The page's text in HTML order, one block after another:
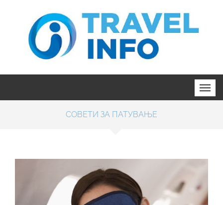
СОВЕТИ ЗА ПАТУВАЊЕ